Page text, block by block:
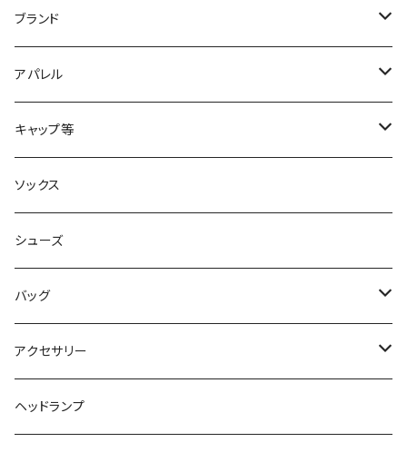
ブランド
2XU
acu Products
AILEY
AKIV
ALTRA
aroma vera
AZUMA BAG
アパレル
トップス
ボトムス
キャップ等
キャップ・ハット
ヘッドバンド
ソックス
シューズ
バッグ
バックパック
ショルダーバッグ
アクセサリー
サングラス
ヘッドランプ